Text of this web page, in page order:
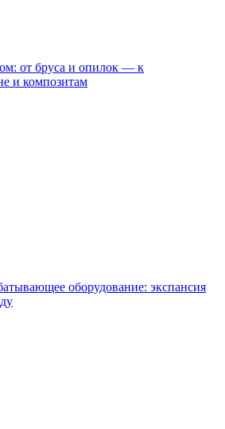
от бруса и опилок — к
и композитам
оборудование: экспансия